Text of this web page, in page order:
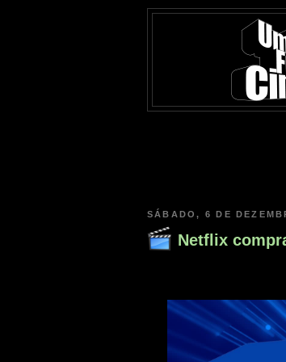
SÁBADO, 6 DE
Netflix